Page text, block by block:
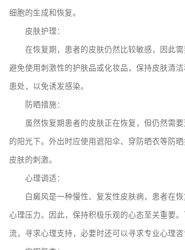
细胞的生成和恢复。
皮肤护理：
在恢复期，患者的皮肤仍然比较敏感，因此需
避免使用刺激性的护肤品或化妆品，保持皮肤清
患处，以免诱发感染。
防晒措施：
虽然恢复期患者的皮肤正在恢复，但仍然需要
的阳光下。外出时应使用遮阳伞、穿防晒衣等防
皮肤的刺激。
心理调适：
白癜风是一种慢性、复发性皮肤病，患者在恢
心理压力。因此，保持积极乐观的心态至关重要
流，寻求心理支持，必要时还可以寻求专业心理咨